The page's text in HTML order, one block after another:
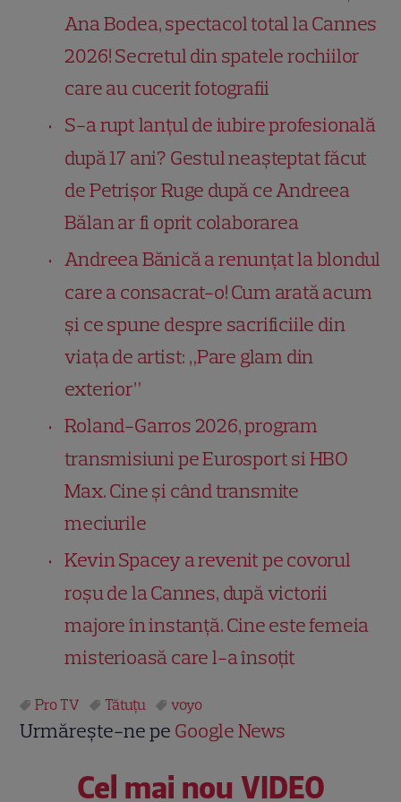
Ana Bodea, spectacol total la Cannes
2026! Secretul din spatele rochiilor
care au cucerit fotografii
S-a rupt lanțul de iubire profesională
după 17 ani? Gestul neașteptat făcut
de Petrișor Ruge după ce Andreea
Bălan ar fi oprit colaborarea
Andreea Bănică a renunțat la blondul
care a consacrat-o! Cum arată acum
și ce spune despre sacrificiile din
viața de artist: „Pare glam din
exterior”
Roland-Garros 2026, program
transmisiuni pe Eurosport si HBO
Max. Cine și când transmite
meciurile
Kevin Spacey a revenit pe covorul
roșu de la Cannes, după victorii
majore în instanță. Cine este femeia
misterioasă care l-a însoțit
Pro TV Tătuțu voyo
Urmărește-ne pe Google News
Cel mai nou VIDEO